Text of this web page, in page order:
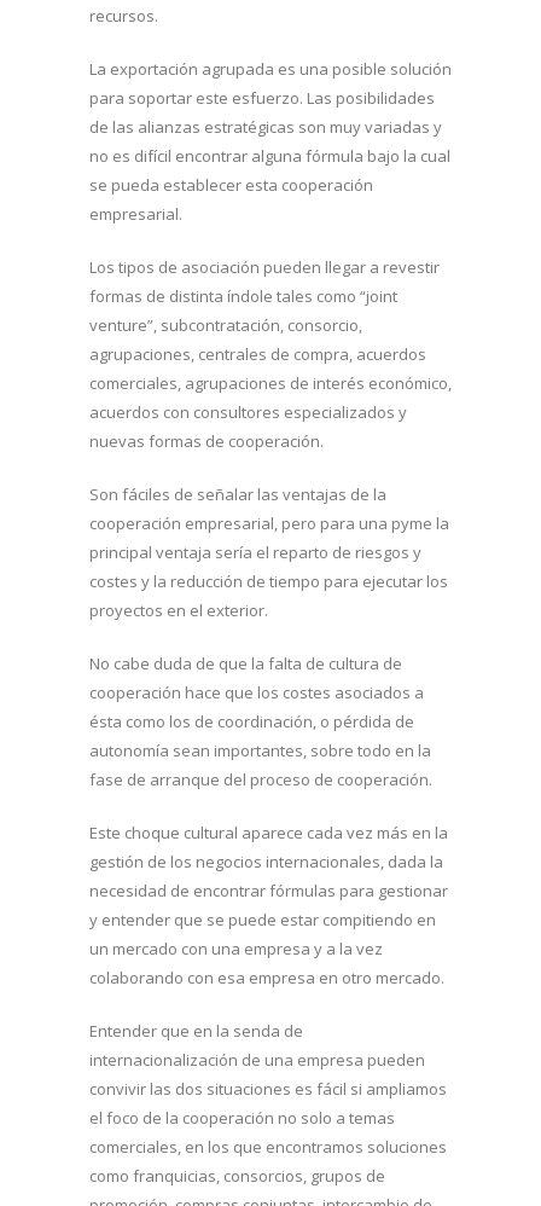
recursos.
La exportación agrupada es una posible solución
para soportar este esfuerzo. Las posibilidades
de las alianzas estratégicas son muy variadas y
no es difícil encontrar alguna fórmula bajo la cual
se pueda establecer esta cooperación
empresarial.
Los tipos de asociación pueden llegar a revestir
formas de distinta índole tales como “joint
venture”, subcontratación, consorcio,
agrupaciones, centrales de compra, acuerdos
comerciales, agrupaciones de interés económico,
acuerdos con consultores especializados y
nuevas formas de cooperación.
Son fáciles de señalar las ventajas de la
cooperación empresarial, pero para una pyme la
principal ventaja sería el reparto de riesgos y
costes y la reducción de tiempo para ejecutar los
proyectos en el exterior.
No cabe duda de que la falta de cultura de
cooperación hace que los costes asociados a
ésta como los de coordinación, o pérdida de
autonomía sean importantes, sobre todo en la
fase de arranque del proceso de cooperación.
Este choque cultural aparece cada vez más en la
gestión de los negocios internacionales, dada la
necesidad de encontrar fórmulas para gestionar
y entender que se puede estar compitiendo en
un mercado con una empresa y a la vez
colaborando con esa empresa en otro mercado.
Entender que en la senda de
internacionalización de una empresa pueden
convivir las dos situaciones es fácil si ampliamos
el foco de la cooperación no solo a temas
comerciales, en los que encontramos soluciones
como franquicias, consorcios, grupos de